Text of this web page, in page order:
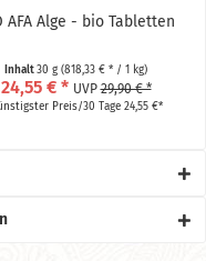
AFA Alge - bio Tabletten
Inhalt30 g (818,33 € * / 1 kg)
24,55 € * UVP29,90 € *
Preis/30 Tage 24,55 €*